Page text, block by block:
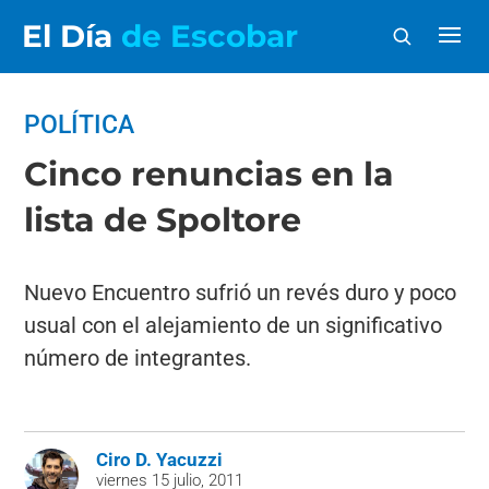
El Día de Escobar
POLÍTICA
Cinco renuncias en la
lista de Spoltore
Nuevo Encuentro sufrió un revés duro y poco
usual con el alejamiento de un significativo
número de integrantes.
Ciro D. Yacuzzi
viernes 15 julio, 2011